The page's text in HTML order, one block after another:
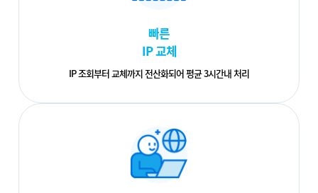
빠른
IP 교체
IP 조회부터 교체까지 전산화되어 평균 3시간내 처리